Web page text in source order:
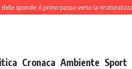
il primo passo verso la rinaturalizzazione
Cronaca Ambiente Sport